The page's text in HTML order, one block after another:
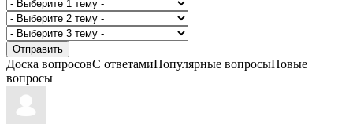
Доска вопросовС ответамиПопулярные вопросыНовые
вопросы